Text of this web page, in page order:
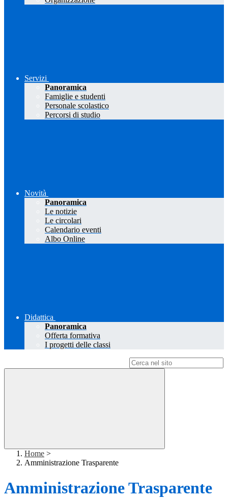
Servizi
Panoramica
Famiglie e studenti
Personale scolastico
Percorsi di studio
Novità
Panoramica
Le notizie
Le circolari
Calendario eventi
Albo Online
Didattica
Panoramica
Offerta formativa
I progetti delle classi
Home >
Amministrazione Trasparente
Amministrazione Trasparente